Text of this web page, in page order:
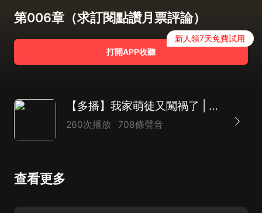
第006章（求訂閱點讚月票評論）
打開APP收聽
新人領7天免費試用
【多播】我家萌徒又闖禍了 | 穿越架空
260次播放 708條聲音
查看更多